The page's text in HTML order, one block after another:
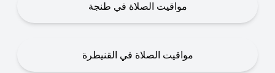
مواقيت الصلاة في طنجة
مواقيت الصلاة في القنيطرة